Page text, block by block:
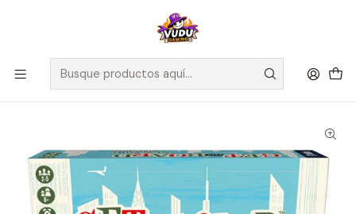
🚀 ¡Despachamos a todo Chile! Envío GRATIS a Regiones sobre
$100.000 y a RM sobre $35.000
Inicio Juegos de Mesa Editorial Devir
Get On Board: New York & London - Español